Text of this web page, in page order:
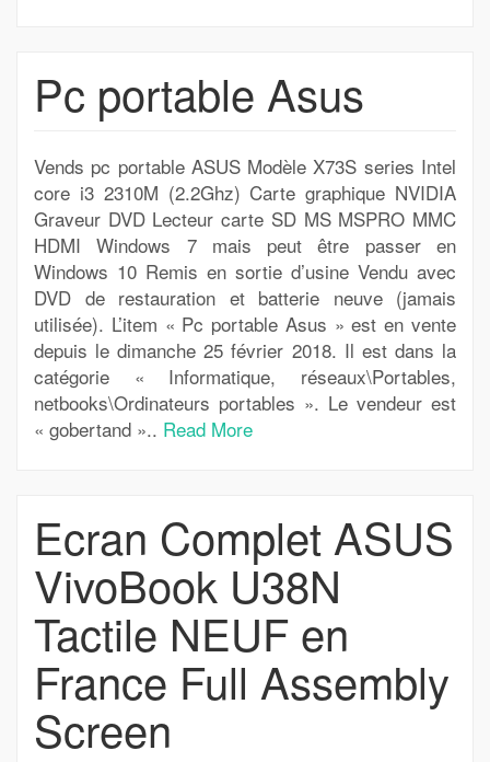
Pc portable Asus
Vends pc portable ASUS Modèle X73S series Intel
core i3 2310M (2.2Ghz) Carte graphique NVIDIA
Graveur DVD Lecteur carte SD MS MSPRO MMC
HDMI Windows 7 mais peut être passer en
Windows 10 Remis en sortie d’usine Vendu avec
DVD de restauration et batterie neuve (jamais
utilisée). L’item « Pc portable Asus » est en vente
depuis le dimanche 25 février 2018. Il est dans la
catégorie « Informatique, réseaux\Portables,
netbooks\Ordinateurs portables ». Le vendeur est
« gobertand ».. Read More
Ecran Complet ASUS
VivoBook U38N
Tactile NEUF en
France Full Assembly
Screen